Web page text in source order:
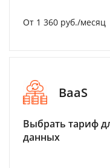
От 1 360 руб./месяц
BaaS
Выбрать тариф
данных